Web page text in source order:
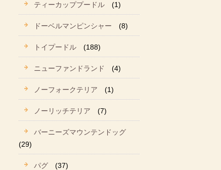
ティーカッププードル (1)
ドーベルマンピンシャー (8)
トイプードル (188)
ニューファンドランド (4)
ノーフォークテリア (1)
ノーリッチテリア (7)
バーニーズマウンテンドッグ
(29)
パグ (37)